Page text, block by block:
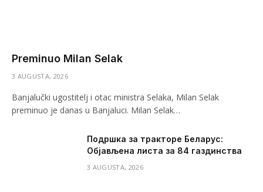
Preminuo Milan Selak
3 AUGUSTA, 2026
Banjalučki ugostitelj i otac ministra Selaka, Milan Selak
preminuo je danas u Banjaluci. Milan Selak…
Подршка за тракторе Беларус:
Објављена листа за 84 газдинства
3 AUGUSTA, 2026